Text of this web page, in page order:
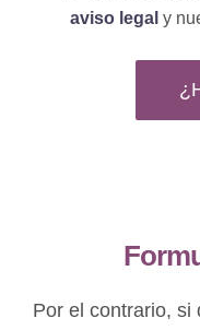
aviso legal y
Por el contrario, si